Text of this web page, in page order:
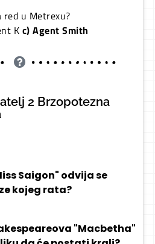
red u Metrexu?
K c) Agent Smith
2 Brzopotezna
Saigon" odvija se
kojeg rata?
"Macbetha"